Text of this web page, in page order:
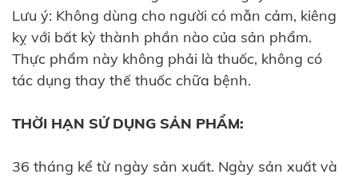
Lưu ý: Không dùng cho người có mẫn cảm, kiêng
kỵ với bất kỳ thành phần nào của sản phẩm.
Thực phẩm này không phải là thuốc, không có
tác dụng thay thế thuốc chữa bệnh.
THỜI HẠN SỬ DỤNG SẢN PHẨM:
36 tháng kể từ ngày sản xuất. Ngày sản xuất và